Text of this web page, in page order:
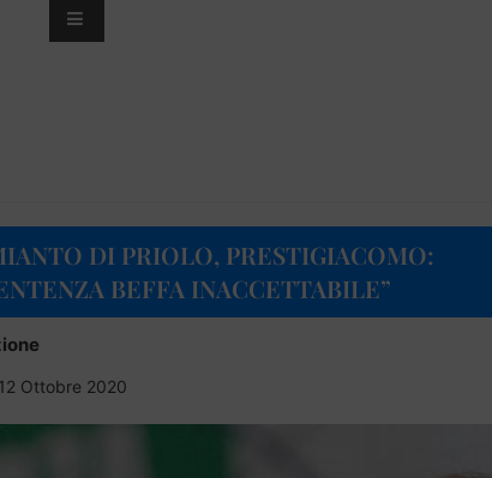
DI PRIOLO, PRESTIGIACOMO:
BEFFA INACCETTABILE”
Ottobre 2020